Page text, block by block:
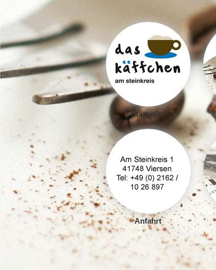
Startseite
Anfahrt